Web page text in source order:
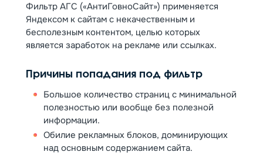
Фильтр АГС («АнтиГовноСайт») применяется
Яндексом к сайтам с некачественным и
бесполезным контентом, целью которых
является заработок на рекламе или ссылках.
Причины попадания под фильтр
Большое количество страниц с минимальной
полезностью или вообще без полезной
информации.
Обилие рекламных блоков, доминирующих
над основным содержанием сайта.